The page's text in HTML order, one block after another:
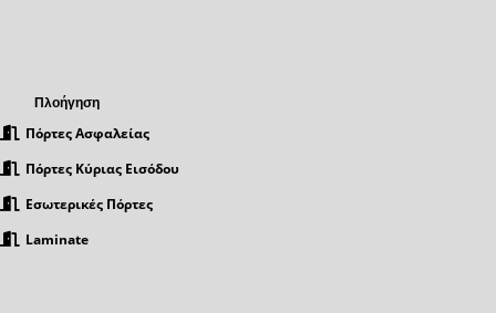
Πλοήγηση
Πόρτες Ασφαλείας
Πόρτες Κύριας Εισόδου
Εσωτερικές Πόρτες
Laminate